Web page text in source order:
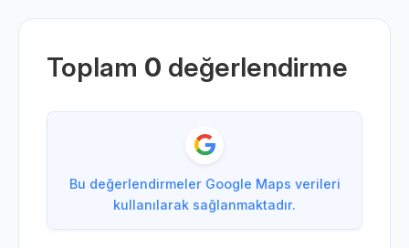
Toplam 0 değerlendirme
Bu değerlendirmeler Google Maps verileri
kullanılarak sağlanmaktadır.